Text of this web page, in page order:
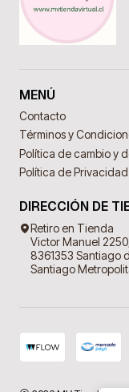
MENÚ
Contacto
Términos y
Política de cambio y
Política de Privacidad
DIRECCIÓN DE
Retiro en Tienda
Victor Manuel
8361353 Santiago
Santiago